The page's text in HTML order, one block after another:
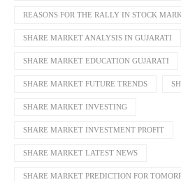
REASONS FOR THE RALLY IN STOCK
SHARE MARKET ANALYSIS IN GUJARATI
SHARE MARKET EDUCATION GUJARATI
SHARE MARKET FUTURE TRENDS
SHARE MARKET INVESTING
SHARE MARKET INVESTMENT PROFIT
SHARE MARKET LATEST NEWS
SHARE MARKET PREDICTION FOR